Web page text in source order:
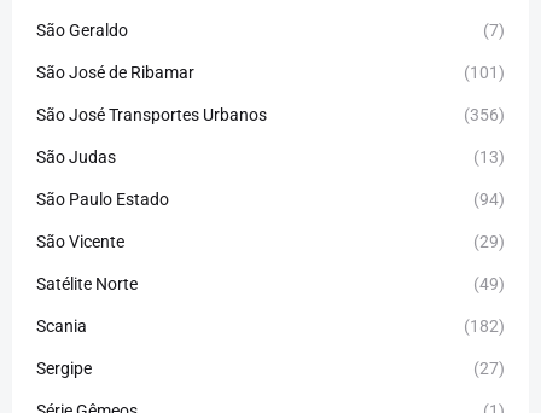
São Geraldo (7)
São José de Ribamar (101)
São José Transportes Urbanos (356)
São Judas (13)
São Paulo Estado (94)
São Vicente (29)
Satélite Norte (49)
Scania (182)
Sergipe (27)